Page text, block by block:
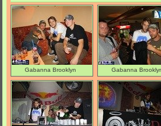
Gabanna Brooklyn Gabanna